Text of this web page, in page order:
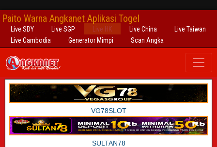
Paito Warna Angkanet Aplikasi Togel
Live SDY Live SGP Live HK Live China
Live Taiwan
Live Cambodia
Generator Mimpi Scan Angka
VG78SLOT
SULTAN78